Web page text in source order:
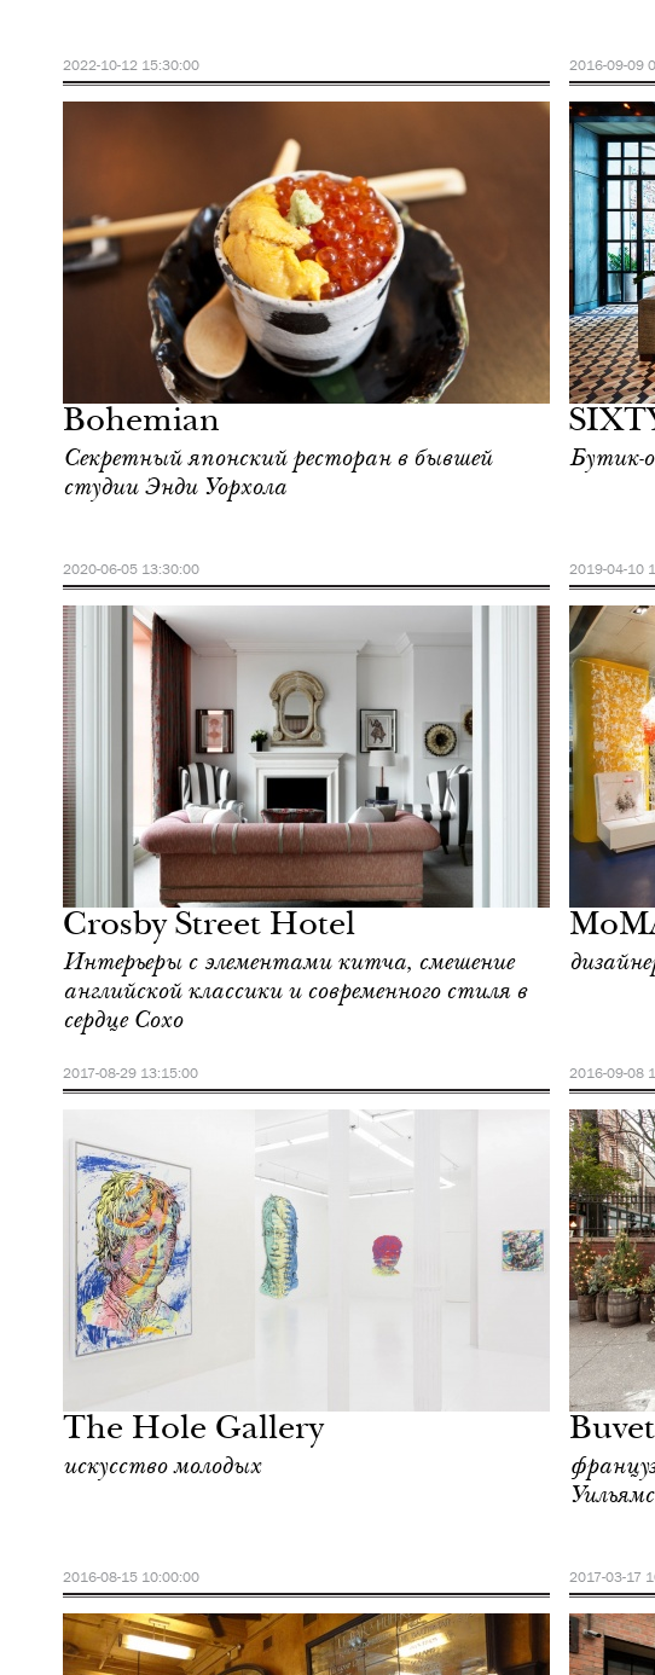
2022-10-12 15:30:00 2016-09-09
Bohemian
Секретный японский ресторан в бывшей
студии Энди Уорхола
2020-06-05 13:30:00
Нью-Йорк
Бутик-
2019-04-10
Crosby Street Hotel
Интерьеры с элементами китча, смешение
английской классики и современного стиля в
сердце Сохо
2017-08-29 13:15:00
Шоппинг
Нью-Йорк
2016-09-08
The Hole Gallery
искусство молодых
2016-08-15 10:00:00
Еда
2017-03-17